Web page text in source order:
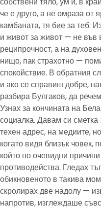
че е друго, а не омраза от
камбаната, тя бие за теб.
и живот за живот — не във
реципрочност, а на
нищо, пак страхотно —
спокойствие. В обратния
и ако се справиш добре,
разбира Булгаков, да
Узнах за кончината на
социалка. Давам си
техен адрес, на медиите,
когато видя близък
който по очевидни
противодейства. Гледах
обикновеното в такива
скролирах две надолу —
напротив, изглеждаше